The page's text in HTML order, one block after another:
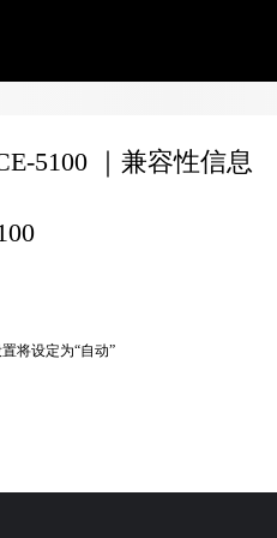
5100 ｜兼容性信息
将设定为“自动”